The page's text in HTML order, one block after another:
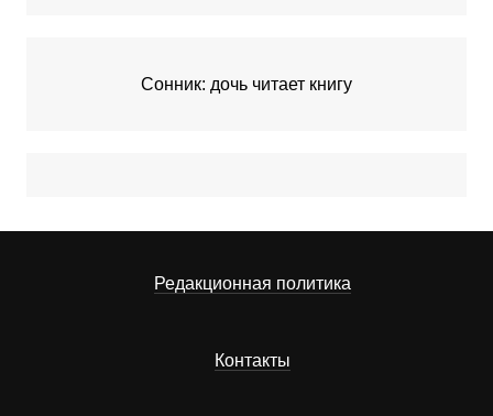
Сонник: дочь читает книгу
Редакционная политика
Контакты